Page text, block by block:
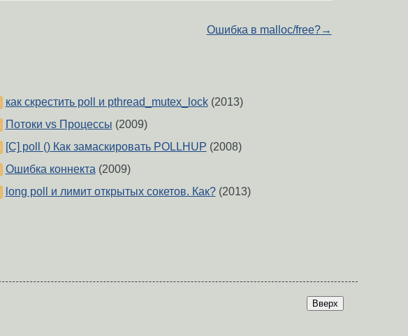
Ошибка в malloc/free?→
как скрестить poll и pthread_mutex_lock(2013)
Потоки vs Процессы (2009)
[C] poll () Как замаскировать POLLHUP (2008)
Ошибка коннекта(2009)
long poll и лимит открытых сокетов. Как?(2013)
Вверх